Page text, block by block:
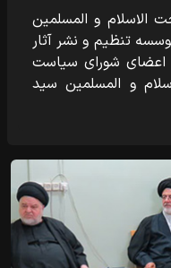
30 مرداد ماه 1402 حجت الاسلام و المسلمین
تنظیم و نشر آثار
اعضای شورای سیاست
و المسلمین سید